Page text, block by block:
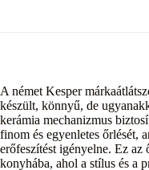
A német Kesper
készült, könnyű, de
kerámia mechanizmus
finom és egyenletes őrlését,
erőfeszítést igényelne. Ez
konyhába, ahol a stílus és a